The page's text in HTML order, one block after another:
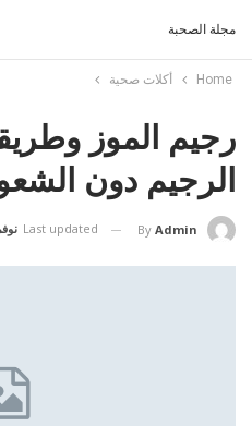
مجلة الصحبة
Home أكلات صحية
رجيم الموز
الرجيم دون
By Admin
Last updated